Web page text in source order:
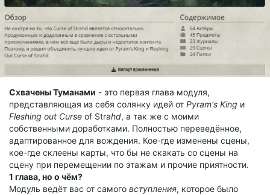
Схвачены Туманами - это первая глава модуля,
представляющая из себя солянку идей от Pyram's King и
Fleshing out Curse of Strahd, а так же с моими
собственными доработками. Полностью переведённое,
адаптированное для вождения. Кое-где изменены сцены,
кое-где склеены карты, что бы не скакать со сцены на
сцену при перемещении по этажам и прочие приятности.
1 глава, но о чём?
Модуль ведёт вас от самого вступления, которое было